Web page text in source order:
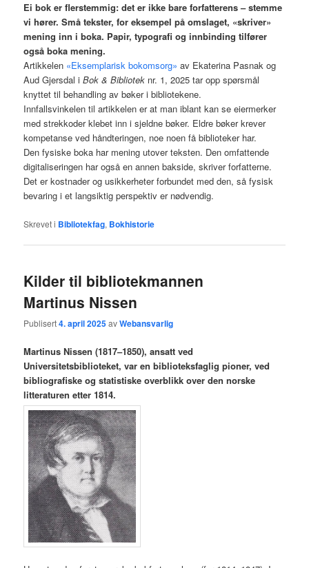
Ei bok er flerstemmig: det er ikke bare forfatterens – stemme
vi hører. Små tekster, for eksempel på omslaget, «skriver»
mening inn i boka. Papir, typografi og innbinding tilfører
også boka mening.
Artikkelen «Eksemplarisk bokomsorg» av Ekaterina Pasnak og
Aud Gjersdal iBok & Bibliotek nr. 1, 2025 tar opp spørsmål
knyttet til behandling av bøker i bibliotekene.
Innfallsvinkelen til artikkelen er at man iblant kan se eiermerker
med strekkoder klebet inn i sjeldne bøker. Eldre bøker krever
kompetanse ved håndteringen, noe noen få biblioteker har.
Den fysiske boka har mening utover teksten. Den omfattende
digitaliseringen har også en annen bakside, skriver forfatterne.
Det er kostnader og usikkerheter forbundet med den, så fysisk
bevaring i et langsiktig perspektiv er nødvendig.
Skrevet i Bibliotekfag, Bokhistorie
Kilder til bibliotekmannen
Martinus Nissen
Publisert4. april 2025avWebansvarlig
Martinus Nissen (1817–1850), ansatt ved
Universitetsbiblioteket, var en biblioteksfaglig pioner, ved
bibliografiske og statistiske overblikk over den norske
litteraturen etter 1814.